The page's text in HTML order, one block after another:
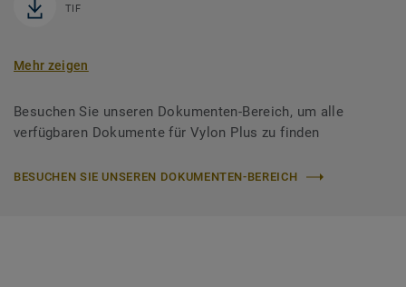
TIF
Mehr zeigen
Besuchen Sie unseren Dokumenten-Bereich, um alle
verfügbaren Dokumente für Vylon Plus zu finden
BESUCHEN SIE UNSEREN DOKUMENTEN-BEREICH